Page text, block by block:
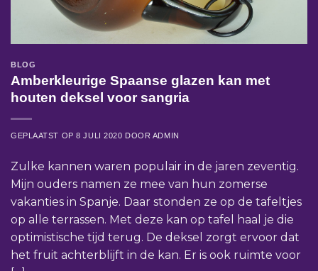
BLOG
Amberkleurige Spaanse glazen kan met
houten deksel voor sangria
GEPLAATST OP8 JULI 2020 DOOR ADMIN
Zulke kannen waren populair in de jaren zeventig.
Mijn ouders namen ze mee van hun zomerse
vakanties in Spanje. Daar stonden ze op de tafeltjes
op alle terrassen. Met deze kan op tafel haal je die
optimistische tijd terug. De deksel zorgt ervoor dat
het fruit achterblijft in de kan. Er is ook ruimte voor